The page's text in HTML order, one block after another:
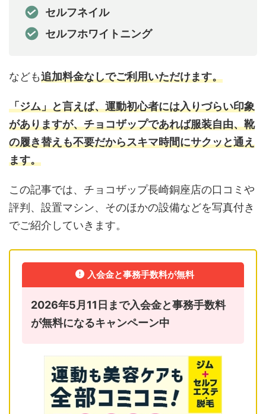
セルフネイル
セルフホワイトニング
なども追加料金なしでご利用いただけます。
「ジム」と言えば、運動初心者には入りづらい印象
がありますが、チョコザップであれば服装自由、靴
の履き替えも不要だからスキマ時間にサクッと通え
ます。
この記事では、チョコザップ長崎銅座店の口コミや
評判、設置マシン、そのほかの設備などを写真付き
でご紹介していきます。
入会金と事務手数料が無料
2026年5月11日まで入会金と事務手数料
が無料になるキャンペーン中